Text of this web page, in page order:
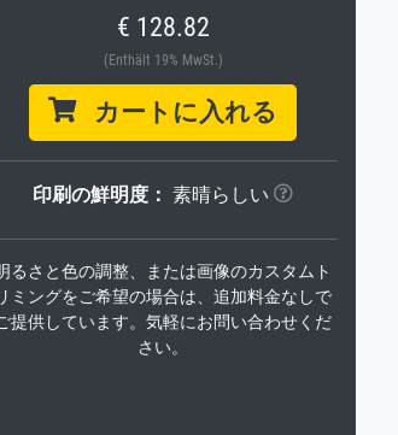
€ 128.82
(Enthält 19% MwSt.)
カートに入れる
印刷の鮮明度： 素晴らしい
るさと色の調整、または画像のカスタムト
ミングをご希望の場合は、追加料金なしで
提供しています。気軽にお問い合わせくだ
さい。